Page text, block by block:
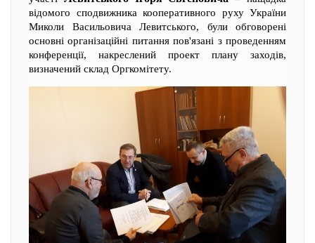
відомого сподвижника кооперативного руху України
Миколи Васильовича Левитського, були обговорені
основні організаційні питання пов'язані з проведенням
конференції, накреслений проект плану заходів,
визначений склад Оргкомітету.